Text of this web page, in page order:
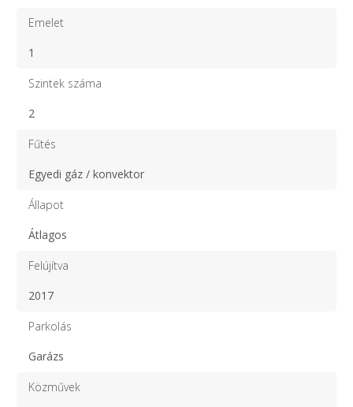
Emelet
1
Szintek száma
2
Fűtés
Egyedi gáz / konvektor
Állapot
Átlagos
Felújítva
2017
Parkolás
Garázs
Közművek